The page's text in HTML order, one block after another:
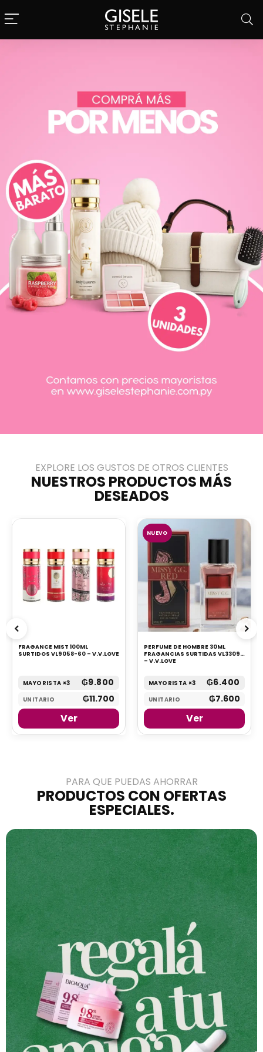
EXPLORE LOS GUSTOS DE OTROS CLIENTES
NUESTROS PRODUCTOS MÁS
DESEADOS
FRAGANCE MIST 100ML
SURTIDOS VL9058-60 – V.V.LOVE
MAYORISTA ×3 ₲9.800
UNITARIO ₲11.700
Ver
NUEVO
PERFUME DE HOMBRE 30ML
FRAGANCIAS SURTIDAS VL3309
– V.V.LOVE
MAYORISTA ×3 ₲6.400
UNITARIO ₲7.600
Ver
PARA QUE PUEDAS AHORRAR
PRODUCTOS CON OFERTAS
ESPECIALES.